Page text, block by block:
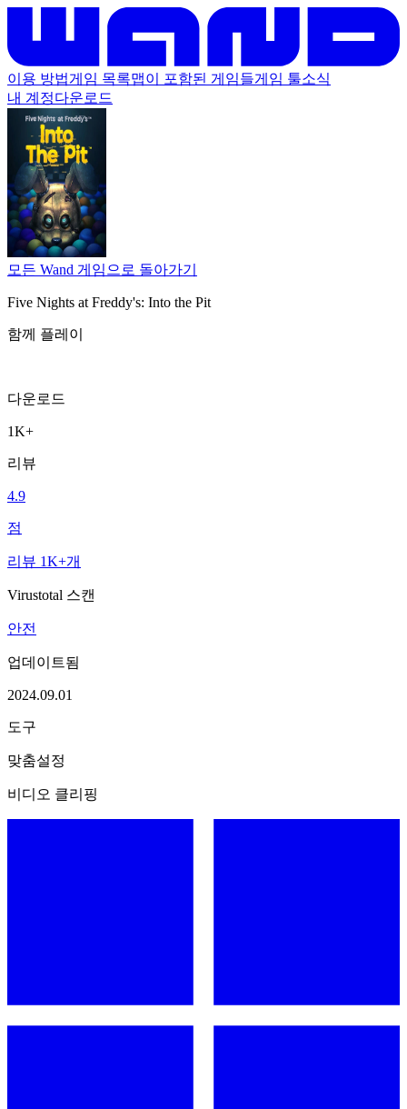
이용 방법게임 목록맵이 포함된 게임들게임 툴소식
내 계정다운로드
모든 Wand 게임으로 돌아가기
Five Nights at Freddy's: Into the Pit
함께 플레이
다운로드
1K+
리뷰
4.9
점
리뷰 1K+개
Virustotal 스캔
안전
업데이트됨
2024.09.01
도구
맞춤설정
비디오 클리핑